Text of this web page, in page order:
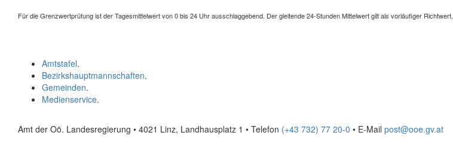
Für die Grenzwertprüfung ist der Tagesmittelwert von 0 bis 24 Uhr ausschlaggebend. Der gleitende 24-Stunden Mittelwert gilt als vorläufiger Richtwert.
Amtstafel.
Bezirkshauptmannschaften.
Gemeinden.
Medienservice.
Amt der Oö. Landesregierung • 4021 Linz, Landhausplatz 1 • Telefon (+43 732) 77 20-0 • E-Mail post@ooe.gv.at